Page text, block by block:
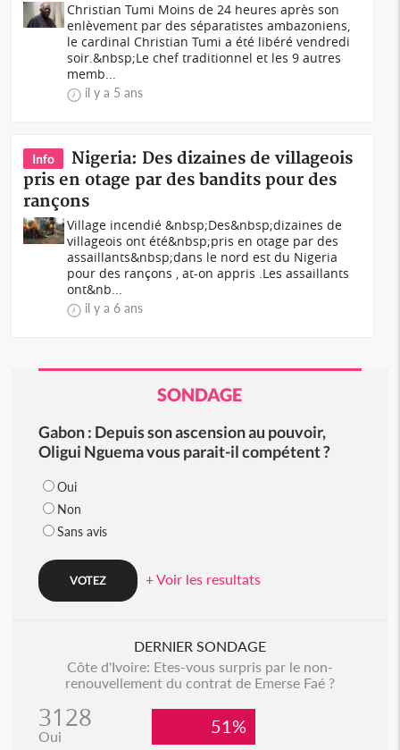
Christian Tumi Moins de 24 heures après son
enlèvement par des séparatistes ambazoniens,
le cardinal Christian Tumi a été libéré vendredi
soir.&nbsp;Le chef traditionnel et les 9 autres
memb...
il y a 5 ans
Info
Nigeria: Des dizaines de villageois
pris en otage par des bandits pour des
rançons
Village incendié &nbsp;Des&nbsp;dizaines de
villageois ont été&nbsp;pris en otage par des
assaillants&nbsp;dans le nord est du Nigeria
pour des rançons , at-on appris .Les assaillants
ont&nb...
il y a 6 ans
SONDAGE
Gabon : Depuis son ascension au pouvoir,
Oligui Nguema vous parait-il compétent ?
Oui
Non
Sans avis
+ Voir les resultats
DERNIER SONDAGE
Côte d'Ivoire: Etes-vous surpris par le non-
renouvellement du contrat de Emerse Faé ?
3128
Oui 51%